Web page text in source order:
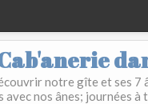
notre gîte et ses 7
avec nos ânes; journées